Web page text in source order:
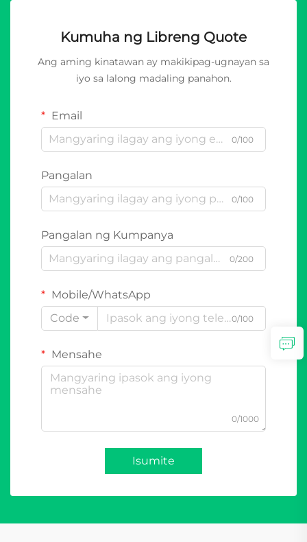
Kumuha ng Libreng Quote
Ang aming kinatawan ay makikipag-ugnayan sa
iyo sa lalong madaling panahon.
Email
0/100
Pangalan
0/100
Pangalan ng Kumpanya
0/200
Mobile/WhatsApp
Code
0/100
Mensahe
0/1000
Isumite